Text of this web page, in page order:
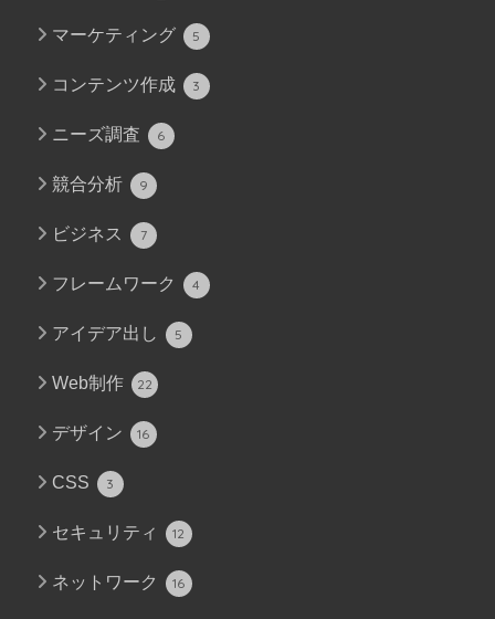
マーケティング 5
コンテンツ作成 3
ニーズ調査 6
競合分析 9
ビジネス 7
フレームワーク 4
アイデア出し 5
Web制作 22
デザイン 16
CSS 3
セキュリティ 12
ネットワーク 16